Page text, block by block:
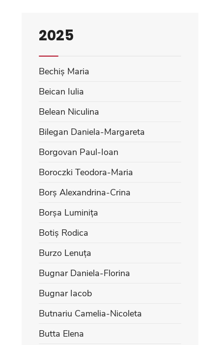
2025
Bechiș Maria
Beican Iulia
Belean Niculina
Bilegan Daniela-Margareta
Borgovan Paul-Ioan
Boroczki Teodora-Maria
Borș Alexandrina-Crina
Borșa Luminița
Botiș Rodica
Burzo Lenuța
Bugnar Daniela-Florina
Bugnar Iacob
Butnariu Camelia-Nicoleta
Butta Elena